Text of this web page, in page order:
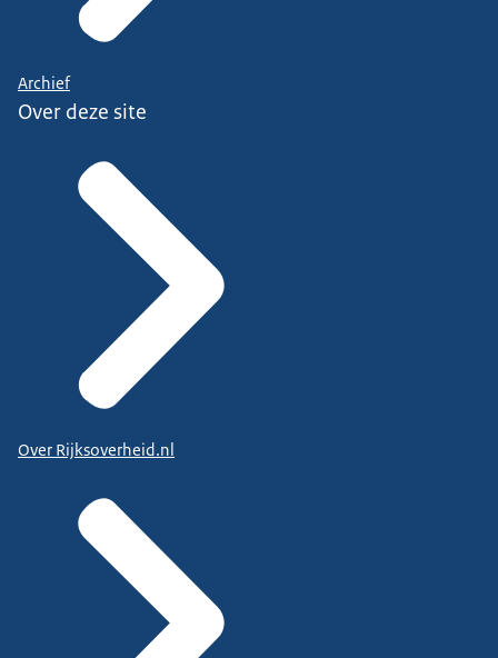
Archief
Over deze site
Over Rijksoverheid.nl